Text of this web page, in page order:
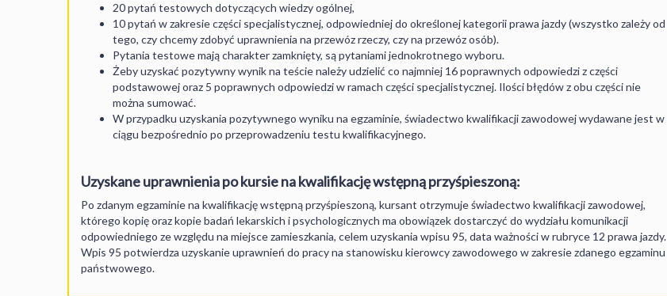
20 pytań testowych dotyczących wiedzy ogólnej,
10 pytań w zakresie części specjalistycznej, odpowiedniej do określonej kategorii prawa jazdy (wszystko zależy od
tego, czy chcemy zdobyć uprawnienia na przewóz rzeczy, czy na przewóz osób).
Pytania testowe mają charakter zamknięty, są pytaniami jednokrotnego wyboru.
Żeby uzyskać pozytywny wynik na teście należy udzielić co najmniej 16 poprawnych odpowiedzi z części
podstawowej oraz 5 poprawnych odpowiedzi w ramach części specjalistycznej. Ilości błędów z obu części nie
można sumować.
W przypadku uzyskania pozytywnego wyniku na egzaminie, świadectwo kwalifikacji zawodowej wydawane jest w
ciągu bezpośrednio po przeprowadzeniu testu kwalifikacyjnego.
Uzyskane uprawnienia po kursie na kwalifikację wstępną przyśpieszoną:
Po zdanym egzaminie na kwalifikację wstępną przyśpieszoną, kursant otrzymuje świadectwo kwalifikacji zawodowej,
którego kopię oraz kopie badań lekarskich i psychologicznych ma obowiązek dostarczyć do wydziału komunikacji
odpowiedniego ze względu na miejsce zamieszkania, celem uzyskania wpisu 95, data ważności w rubryce 12 prawa jazdy.
Wpis 95 potwierdza uzyskanie uprawnień do pracy na stanowisku kierowcy zawodowego w zakresie zdanego egzaminu
państwowego.